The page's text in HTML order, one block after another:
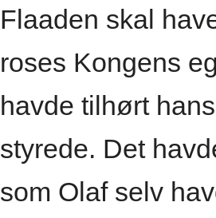
Flaaden skal
roses Kongens
havde tilhørt
styrede. Det
som Olaf selv